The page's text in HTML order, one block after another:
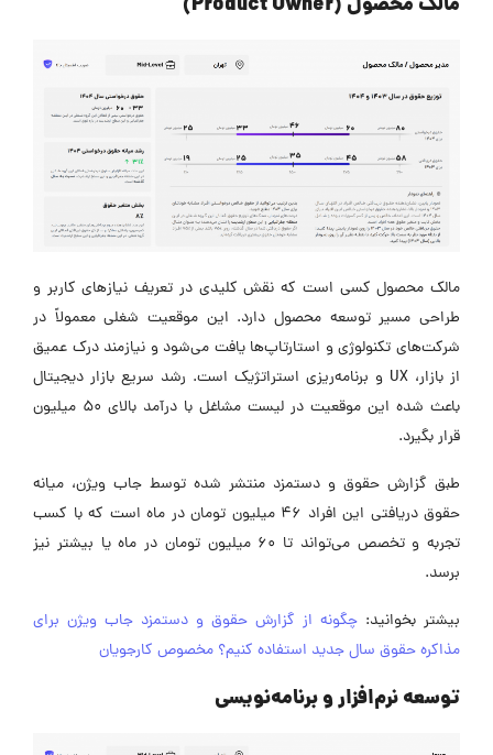
مالک محصول (Product Owner)
مالک محصول کسی است که نقش کلیدی در تعریف نیازهای کاربر و
طراحی مسیر توسعه محصول دارد. این موقعیت شغلی معمولاً در
شرکت‌های تکنولوژی و استارتاپ‌ها یافت می‌شود و نیازمند درک عمیق
از بازار، UX و برنامه‌ریزی استراتژیک است. رشد سریع بازار دیجیتال
باعث شده این موقعیت در لیست مشاغل با درآمد بالای ۵۰ میلیون
قرار بگیرد.
طبق گزارش حقوق و دستمزد منتشر شده توسط جاب ویژن، میانه
حقوق دریافتی این افراد ۴۶ میلیون تومان در ماه است که با کسب
تجربه و تخصص می‌تواند تا ۶۰ میلیون تومان در ماه یا بیشتر نیز
برسد.
بیشتر بخوانید: چگونه از گزارش حقوق و دستمزد جاب ویژن برای
مذاکره حقوق سال جدید استفاده کنیم؟ مخصوص کارجویان
توسعه نرم‌افزار و برنامه‌نویسی